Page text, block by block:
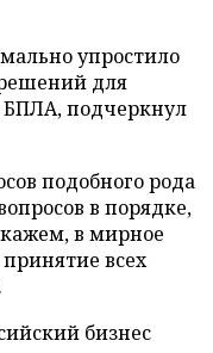
упростило
для
БПЛА, подчеркнул
подобного рода
в порядке,
в мирное
всех
бизнес